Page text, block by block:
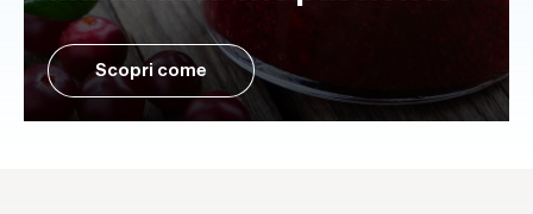
Scopri come